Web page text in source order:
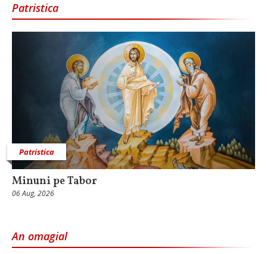
Patristica
Patristica
Minuni pe Tabor
06 Aug, 2026
An omagial